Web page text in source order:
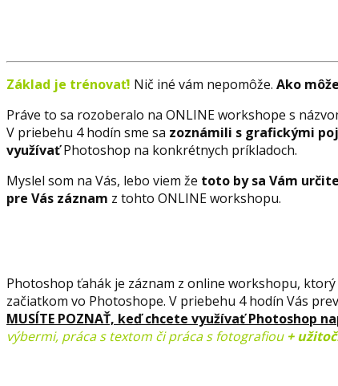
Základ je trénovať! Nič iné vám nepomôže. Ako
Práve to sa rozoberalo na ONLINE workshope s
V priebehu 4 hodín sme sa zoznámili s grafickými
využívaťPhotoshop na konkrétnych príkladoch.
Myslel som na Vás, lebo viem že toto by sa Vám
pre Vás záznam z tohto ONLINE workshopu.
Photoshop ťahák je záznam z online workshopu,
začiatkom vo Photoshope. V priebehu 4 hodín Vás
MUSÍTE POZNAŤ, keď chcete využívať Photoshop
výbermi, práca s textom či práca s fotografiou +